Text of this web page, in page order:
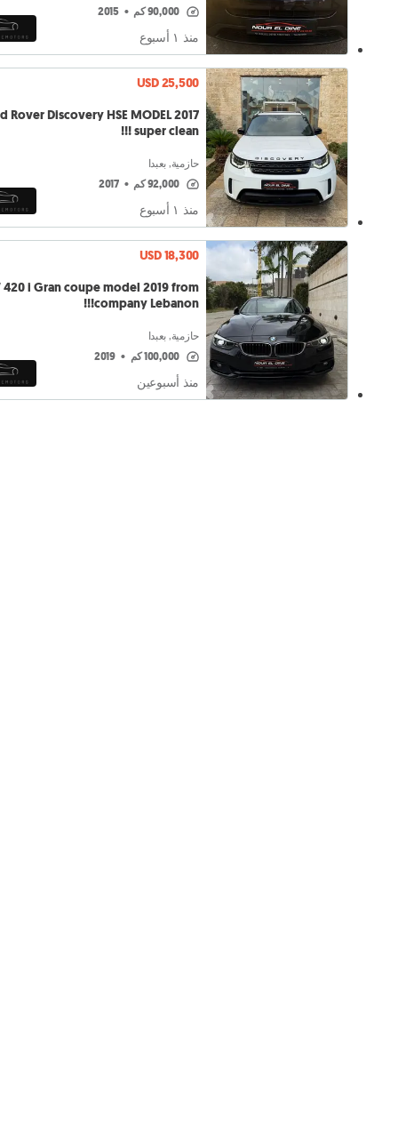
90,000 كم •
2015
منذ ١ أسبوع
USD 25,500
Rover Discovery HSE MODEL 2017
super clean !!!
حازمية, بعبدا
92,000 كم •
2017
منذ ١ أسبوع
USD 18,300
420 i Gran coupe model 2019 from
company Lebanon!!!
حازمية, بعبدا
100,000 كم •
2019
منذ أسبوعين